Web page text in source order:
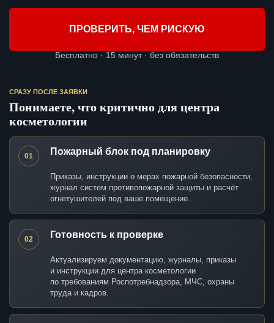
ПРОВЕРИТЬ, ЧЕМ РИСКУЮ
Бесплатно · 15 минут · без обязательств
СРАЗУ ПОСЛЕ ЗАЯВКИ
Понимаете, что критично для центра
косметологии
01 Пожарный блок под планировку
Приказы, инструкции о мерах пожарной безопасности,
журнал систем противопожарной защиты и расчёт
огнетушителей под ваше помещение.
02 Готовность к проверке
Актуализируем документацию, журналы, приказы
и инструкции для центра косметологии
по требованиям Роспотребнадзора, МЧС, охраны
труда и кадров.